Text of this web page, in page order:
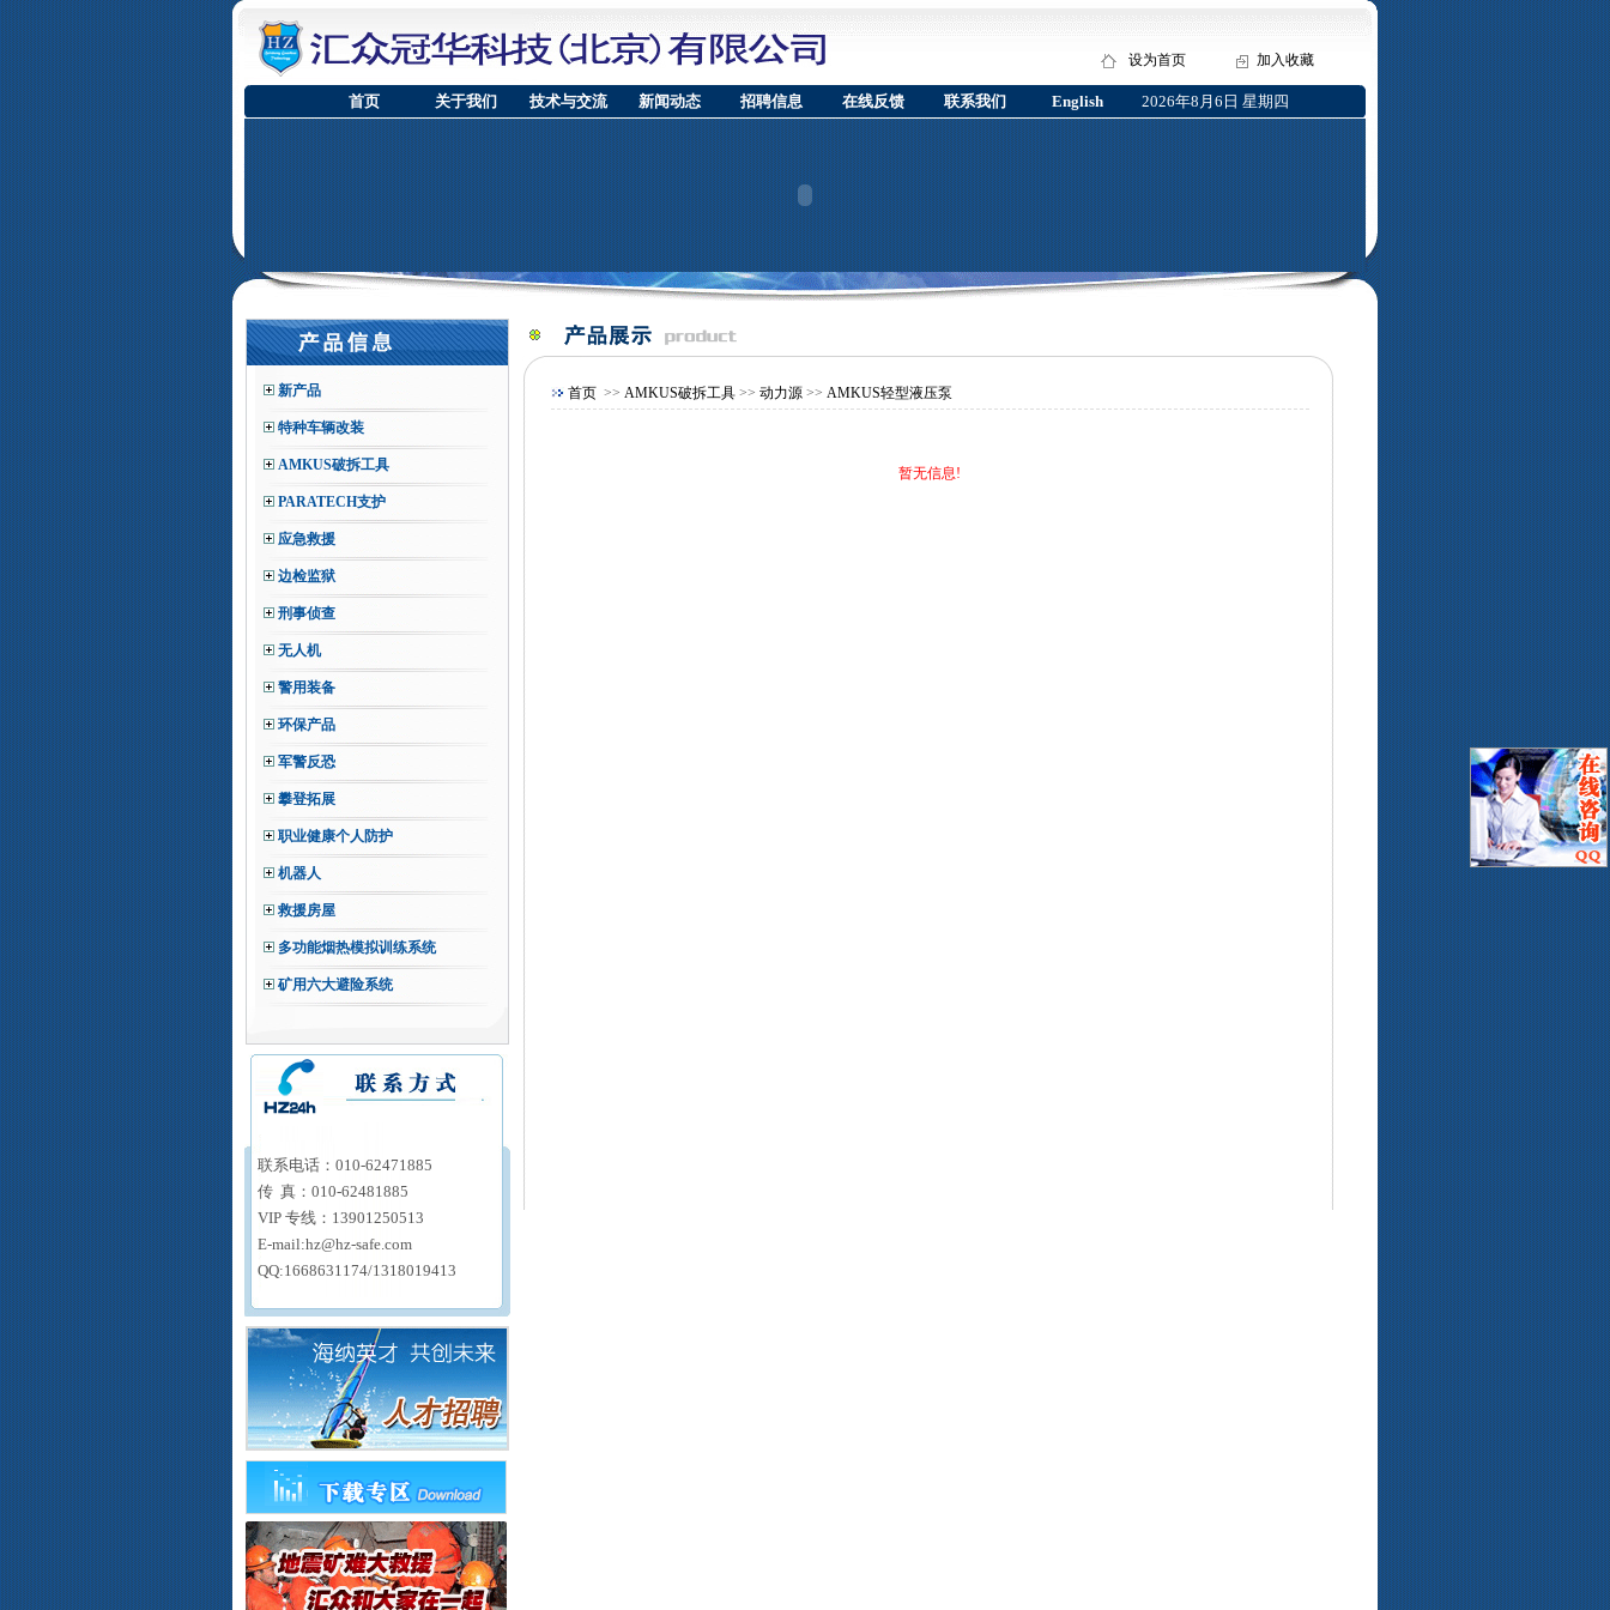
设为首页 加入收藏
首页 关于我们 技术与交流 新闻动态 招聘信息 在线反馈 联系我们 English 2026年8月6日 星期四
新产品
特种车辆改装
AMKUS破拆工具
PARATECH支护
应急救援
边检监狱
刑事侦查
无人机
警用装备
环保产品
军警反恐
攀登拓展
职业健康个人防护
机器人
救援房屋
多功能烟热模拟训练系统
矿用六大避险系统
联系电话： 010-62471885
传 真： 010-62481885
VIP 专线： 13901250513
E-mail:hz@hz-safe.com
QQ:1668631174/1318019413
首页>> AMKUS破拆工具>> 动力源>> AMKUS轻型液压泵
暂无信息!